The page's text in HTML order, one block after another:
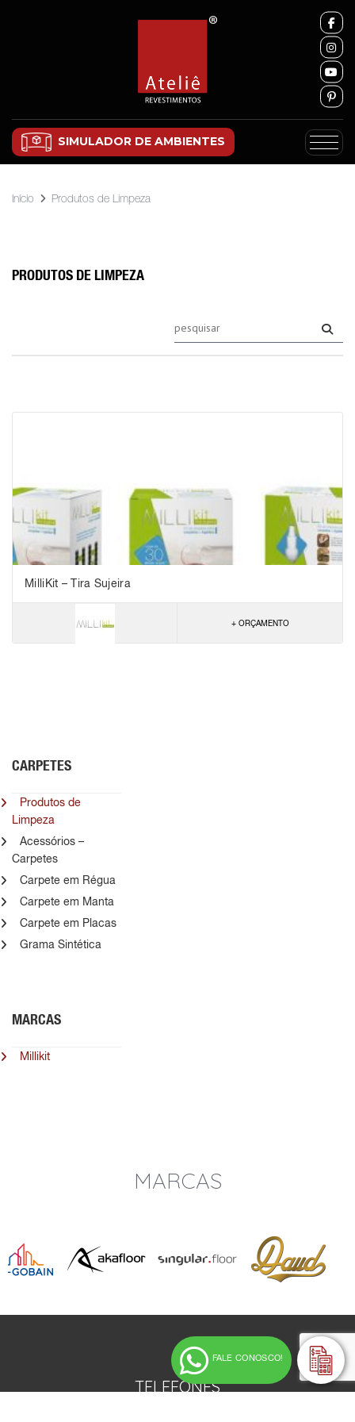
FALE CONOSCO!
SIMULADOR DE AMBIENTES
Início Produtos de Limpeza
PRODUTOS DE LIMPEZA
MilliKit – Tira Sujeira
+ ORÇAMENTO
CARPETES
Produtos de
Limpeza
Acessórios –
Carpetes
Carpete em Régua
Carpete em Manta
Carpete em Placas
Grama Sintética
MARCAS
Millikit
MARCAS
TELEFONES